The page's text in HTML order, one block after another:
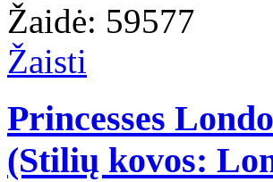
Žaidė: 59577
Žaisti
Princesses
(Stilių kovos: